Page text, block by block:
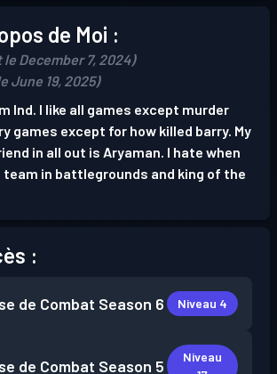
de Moi :
December 7, 2024)
June 19, 2025)
Ind. I like all games except murder
games except for how killed barry. My
in all out is Aryaman. I hate when
team in battlegrounds and king of the
:
de Combat Season 6 Niveau 4
de Combat Season 5
Niveau